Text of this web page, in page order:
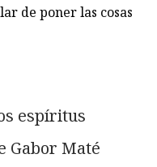
de poner las cosas
espíritus
Gabor Maté